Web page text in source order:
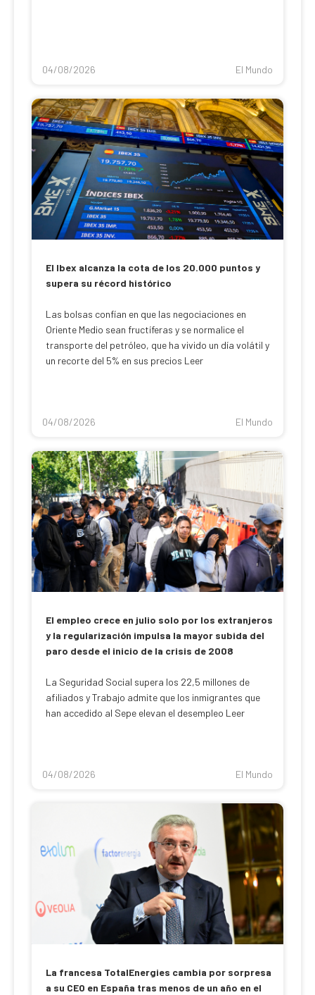
04/08/2026 El Mundo
El Ibex alcanza la cota de los 20.000 puntos y
supera su récord histórico
Las bolsas confían en que las negociaciones en
Oriente Medio sean fructíferas y se normalice el
transporte del petróleo, que ha vivido un día volátil y
un recorte del 5% en sus precios Leer
04/08/2026 El Mundo
El empleo crece en julio solo por los extranjeros
y la regularización impulsa la mayor subida del
paro desde el inicio de la crisis de 2008
La Seguridad Social supera los 22,5 millones de
afiliados y Trabajo admite que los inmigrantes que
han accedido al Sepe elevan el desempleo Leer
04/08/2026 El Mundo
La francesa TotalEnergies cambia por sorpresa
a su CEO en España tras menos de un año en el